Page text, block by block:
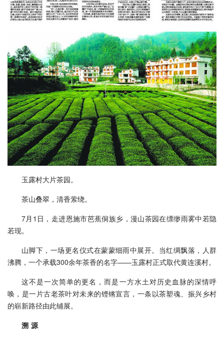
玉露村大片茶园。
茶山叠翠，清香萦绕。
7月1日，走进恩施市芭蕉侗族乡，漫山茶园在缥缈雨雾中若隐
若现。
山脚下，一场更名仪式在蒙蒙细雨中展开。当红绸飘落，人群
沸腾，一个承载300余年茶香的名字——玉露村正式取代黄连溪村。
这不是一次简单的更名，而是一方水土对历史血脉的深情呼
唤，是一片古老茶叶对未来的铿锵宣言，一条以茶塑魂、振兴乡村
的崭新路径由此铺展。
溯 源